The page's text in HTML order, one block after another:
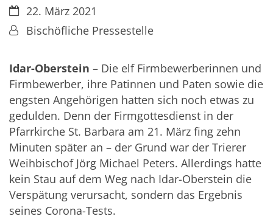
Datum:22. März 2021
Von:Bischöfliche Pressestelle
Idar-Oberstein – Die elf Firmbewerberinnen und
Firmbewerber, ihre Patinnen und Paten sowie die
engsten Angehörigen hatten sich noch etwas zu
gedulden. Denn der Firmgottesdienst in der
Pfarrkirche St. Barbara am 21. März fing zehn
Minuten später an – der Grund war der Trierer
Weihbischof Jörg Michael Peters. Allerdings hatte
kein Stau auf dem Weg nach Idar-Oberstein die
Verspätung verursacht, sondern das Ergebnis
seines Corona-Tests.